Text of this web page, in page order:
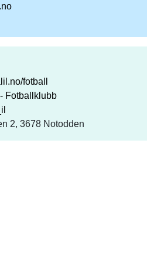
fotball
Fotballklubb
2, 3678 Notodden